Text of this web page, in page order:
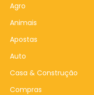
Agro
Animais
Apostas
Auto
Casa & Construção
Compras